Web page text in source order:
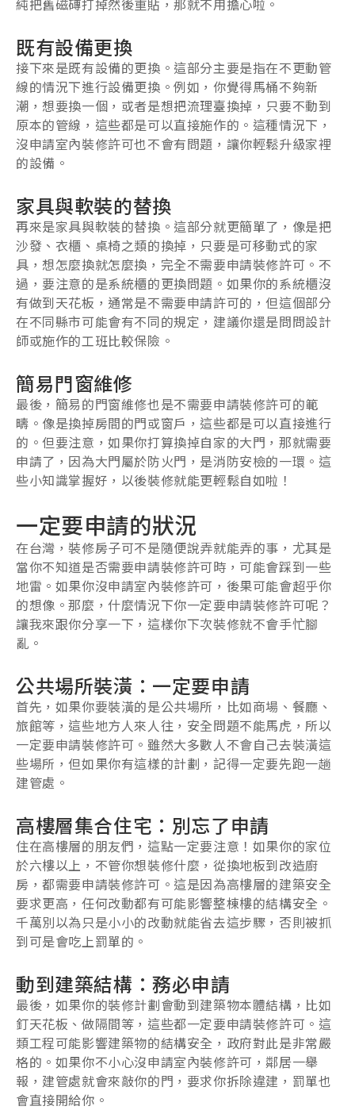
純把舊磁磚打掉然後重貼，那就不用擔心啦。
既有設備更換
接下來是既有設備的更換。這部分主要是指在不更動管
線的情況下進行設備更換。例如，你覺得馬桶不夠新
潮，想要換一個，或者是想把流理臺換掉，只要不動到
原本的管線，這些都是可以直接施作的。這種情況下，
沒申請室內裝修許可也不會有問題，讓你輕鬆升級家裡
的設備。
家具與軟裝的替換
再來是家具與軟裝的替換。這部分就更簡單了，像是把
沙發、衣櫃、桌椅之類的換掉，只要是可移動式的家
具，想怎麼換就怎麼換，完全不需要申請裝修許可。不
過，要注意的是系統櫃的更換問題。如果你的系統櫃沒
有做到天花板，通常是不需要申請許可的，但這個部分
在不同縣市可能會有不同的規定，建議你還是問問設計
師或施作的工班比較保險。
簡易門窗維修
最後，簡易的門窗維修也是不需要申請裝修許可的範
疇。像是換掉房間的門或窗戶，這些都是可以直接進行
的。但要注意，如果你打算換掉自家的大門，那就需要
申請了，因為大門屬於防火門，是消防安檢的一環。這
些小知識掌握好，以後裝修就能更輕鬆自如啦！
一定要申請的狀況
在台灣，裝修房子可不是隨便說弄就能弄的事，尤其是
當你不知道是否需要申請裝修許可時，可能會踩到一些
地雷。如果你沒申請室內裝修許可，後果可能會超乎你
的想像。那麼，什麼情況下你一定要申請裝修許可呢？
讓我來跟你分享一下，這樣你下次裝修就不會手忙腳
亂。
公共場所裝潢：一定要申請
首先，如果你要裝潢的是公共場所，比如商場、餐廳、
旅館等，這些地方人來人往，安全問題不能馬虎，所以
一定要申請裝修許可。雖然大多數人不會自己去裝潢這
些場所，但如果你有這樣的計劃，記得一定要先跑一趟
建管處。
高樓層集合住宅：別忘了申請
住在高樓層的朋友們，這點一定要注意！如果你的家位
於六樓以上，不管你想裝修什麼，從換地板到改造廚
房，都需要申請裝修許可。這是因為高樓層的建築安全
要求更高，任何改動都有可能影響整棟樓的結構安全。
千萬別以為只是小小的改動就能省去這步驟，否則被抓
到可是會吃上罰單的。
動到建築結構：務必申請
最後，如果你的裝修計劃會動到建築物本體結構，比如
釘天花板、做隔間等，這些都一定要申請裝修許可。這
類工程可能影響建築物的結構安全，政府對此是非常嚴
格的。如果你不小心沒申請室內裝修許可，鄰居一舉
報，建管處就會來敲你的門，要求你拆除違建，罰單也
會直接開給你。